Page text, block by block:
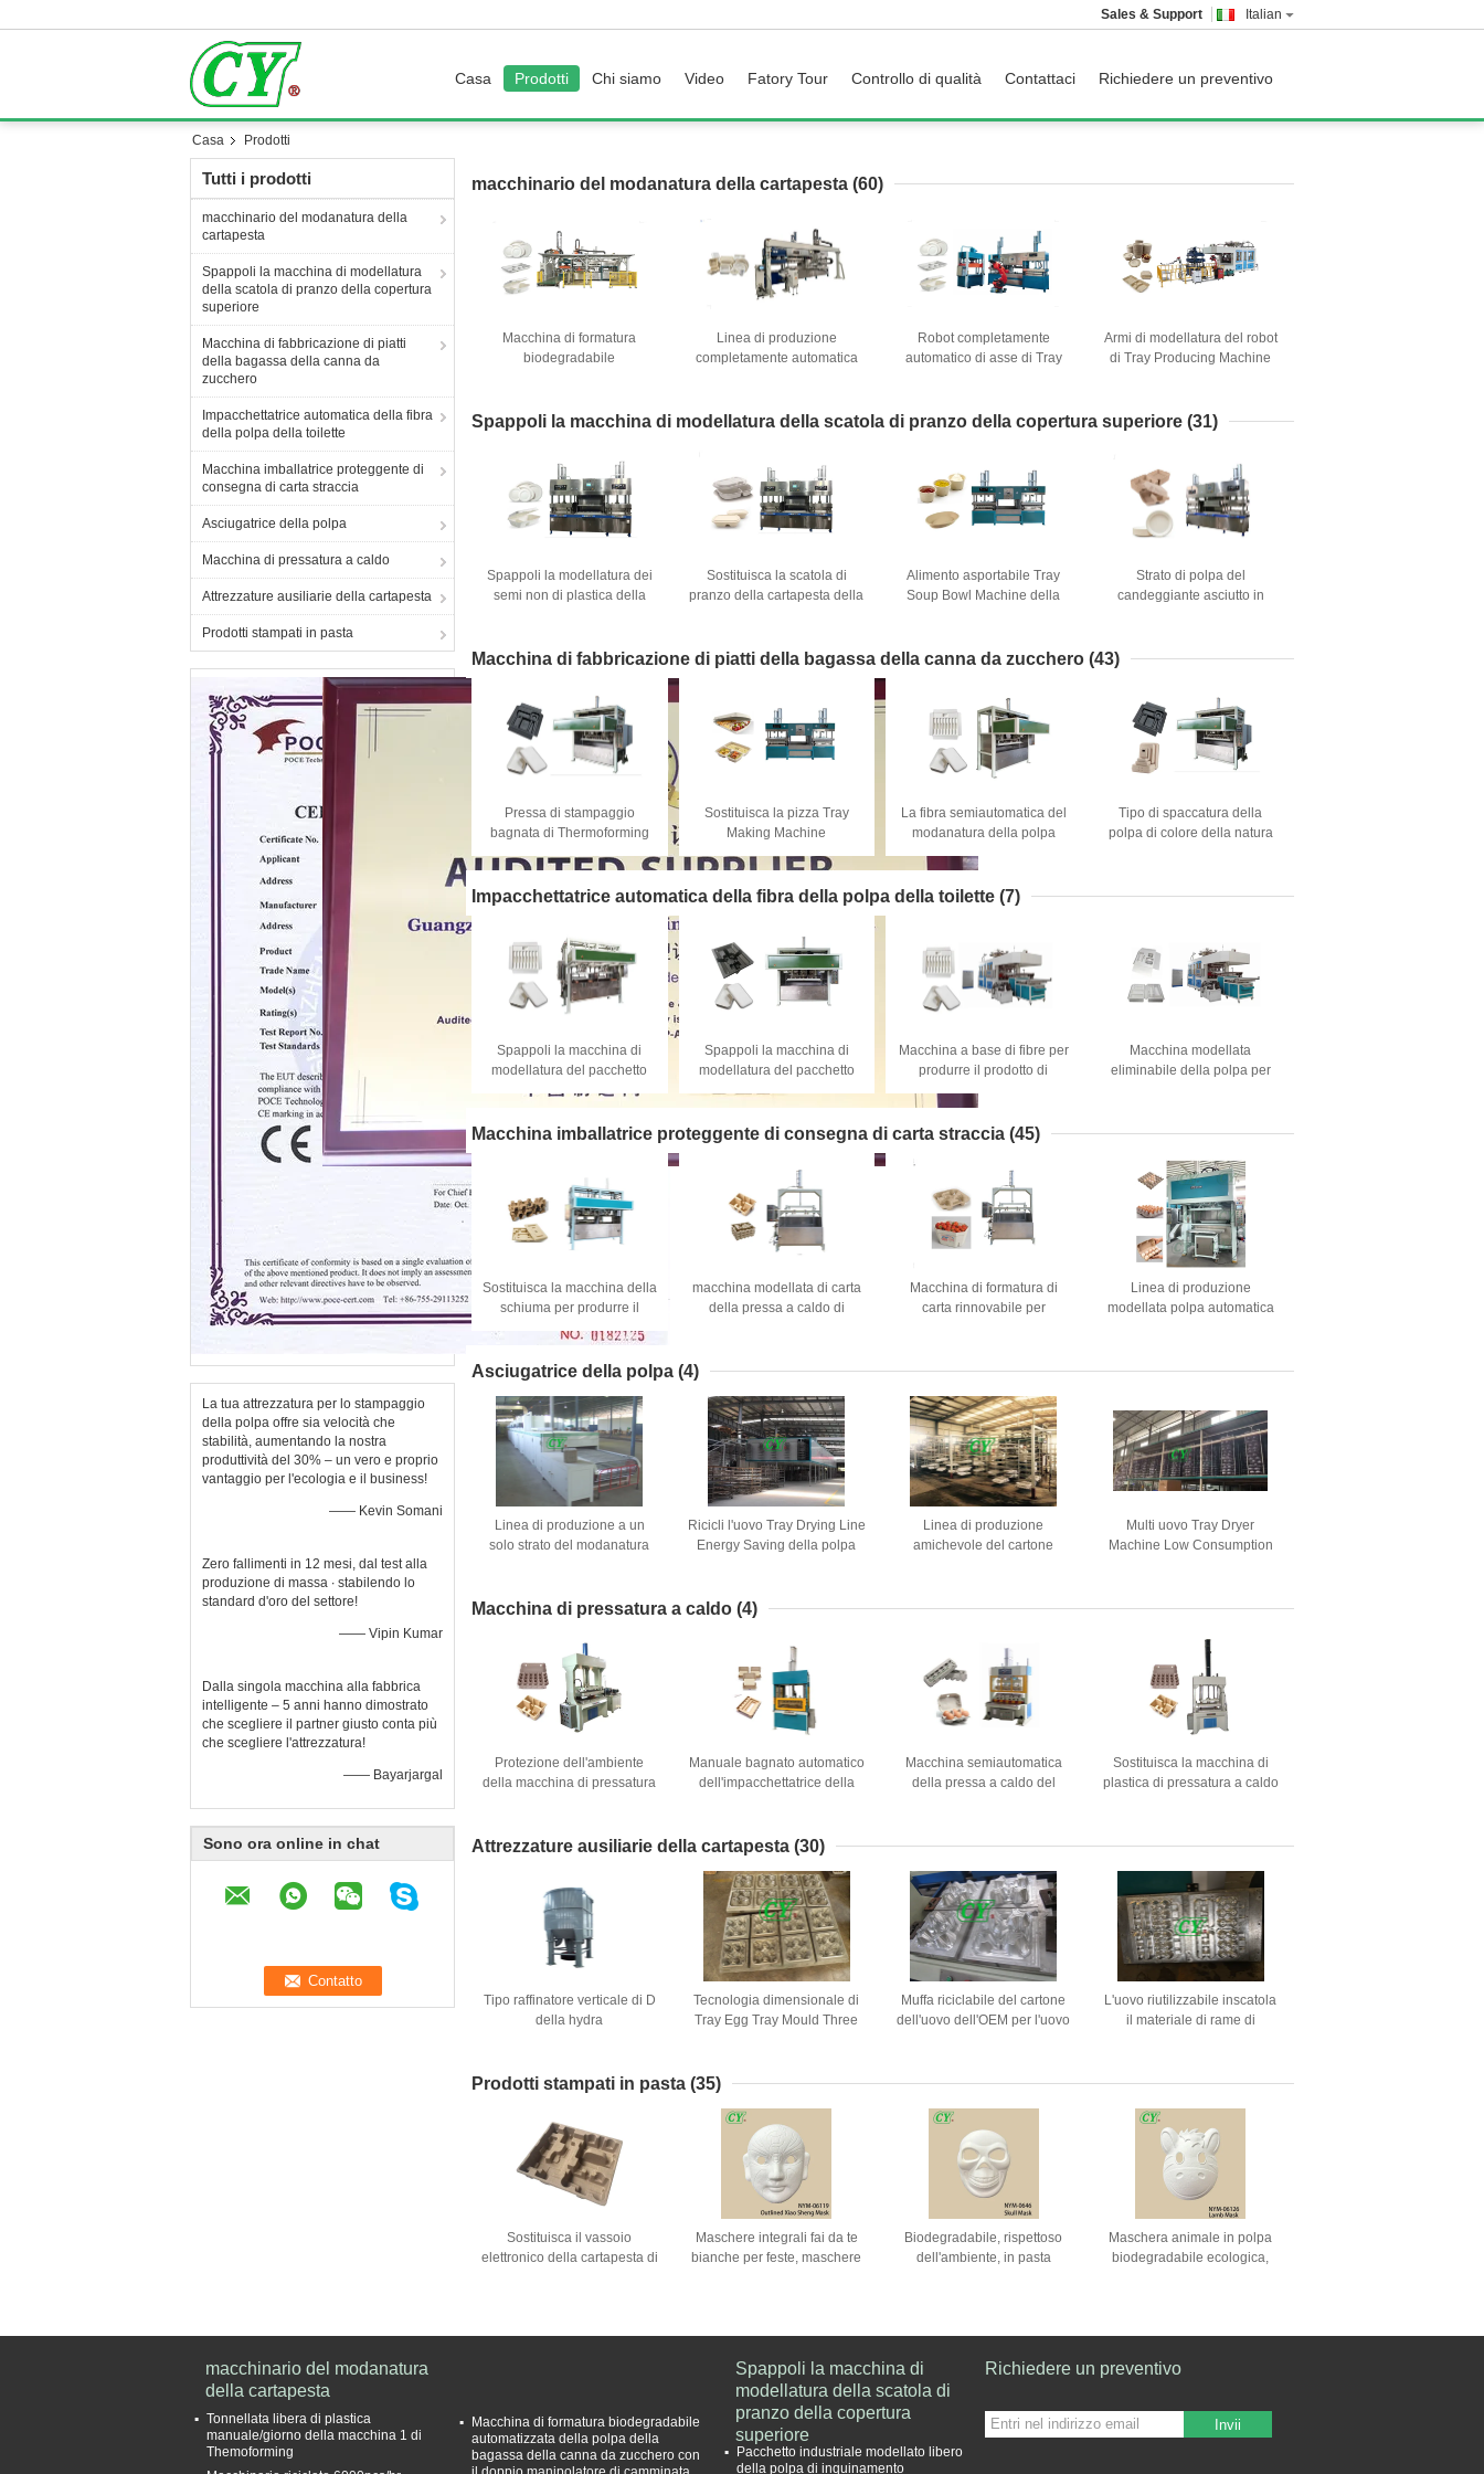
Italian
Sales & Support
Casa Prodotti Chi siamo Video Fatory Tour Controllo di qualità Contattaci Richiedere un preventivo
Casa Prodotti
Tutti i prodotti
macchinario del modanatura della
cartapesta
Spappoli la macchina di modellatura
della scatola di pranzo della copertura
superiore
Macchina di fabbricazione di piatti
della bagassa della canna da
zucchero
Impacchettatrice automatica della fibra
della polpa della toilette
Macchina imballatrice proteggente di
consegna di carta straccia
Asciugatrice della polpa
Macchina di pressatura a caldo
Attrezzature ausiliarie della cartapesta
Prodotti stampati in pasta
La tua attrezzatura per lo stampaggio
della polpa offre sia velocità che
stabilità, aumentando la nostra
produttività del 30% – un vero e proprio
vantaggio per l'ecologia e il business!
—— Kevin Somani
Zero fallimenti in 12 mesi, dal test alla
produzione di massa ∙ stabilendo lo
standard d'oro del settore!
—— Vipin Kumar
Dalla singola macchina alla fabbrica
intelligente – 5 anni hanno dimostrato
che scegliere il partner giusto conta più
che scegliere l'attrezzatura!
—— Bayarjargal
Sono ora online in chat
macchinario del modanatura della cartapesta (60)
Macchina di formatura
biodegradabile
zucchero con il doppio
Linea di produzione
completamente automatica
orizzontale del robot
Robot completamente
automatico di asse di Tray
della fibra della bagassa
Armi di modellatura del robot
di Tray Producing Machine
Spappoli la macchina di modellatura della scatola di pranzo della copertura superiore (31)
Spappoli la modellatura dei
semi non di plastica della
superiore automatici
Sostituisca la scatola di
pranzo della cartapesta della
Alimento asportabile Tray
Soup Bowl Machine della
Strato di polpa del
candeggiante asciutto in
dell'hamburger e del piatto di
Macchina di fabbricazione di piatti della bagassa della canna da zucchero (43)
Pressa di stampaggio
bagnata di Thermoforming
per produrre imballaggio del
prodotto di Elctronic
Sostituisca la pizza Tray
Making Machine
dell'insalatiera della fibra
della polpa del PE dei pp
La fibra semiautomatica del
modanatura della polpa
sostituisce i pp PEP Finery
Packaging Production Line
Tipo di spaccatura della
polpa di colore della natura
elettronico di Prodcue
Impacchettatrice automatica della fibra della polpa della toilette (7)
Spappoli la macchina di
modellatura del pacchetto
della toilette con il multi
Spappoli la macchina di
modellatura del pacchetto
della toilette con il multi
braccio unito del robot
Macchina a base di fibre per
produrre il prodotto di
imballaggio industriale
dell'alto grado
Macchina modellata
eliminabile della polpa per
Macchina imballatrice proteggente di consegna di carta straccia (45)
Sostituisca la macchina della
schiuma per produrre il
vassoio di assorbimento di
macchina modellata di carta
della pressa a caldo di
deforme della polpa
Macchina di formatura di
carta rinnovabile per
dell'uovo
Linea di produzione
modellata polpa automatica
vassoio dell'uovo
Asciugatrice della polpa (4)
Linea di produzione a un
solo strato del modanatura
Ricicli l'uovo Tray Drying Line
Energy Saving della polpa
Linea di produzione
amichevole del cartone
Multi uovo Tray Dryer
Machine Low Consumption
Macchina di pressatura a caldo (4)
Protezione dell'ambiente
della macchina di pressatura
tonnellate
Manuale bagnato automatico
dell'impacchettatrice della
Macchina semiautomatica
della pressa a caldo del
tonnellate
Sostituisca la macchina di
plastica di pressatura a caldo
Attrezzature ausiliarie della cartapesta (30)
Tipo raffinatore verticale di D
della hydra
Tecnologia dimensionale di
Tray Egg Tray Mould Three
Muffa riciclabile del cartone
dell'uovo dell'OEM per l'uovo
L'uovo riutilizzabile inscatola
il materiale di rame di
Prodotti stampati in pasta (35)
Sostituisca il vassoio
elettronico della cartapesta di
Maschere integrali fai da te
bianche per feste, maschere
Biodegradabile, rispettoso
dell'ambiente, in pasta
la celebrazione di Halloween
Maschera animale in polpa
biodegradabile ecologica,
macchinario del modanatura
della cartapesta
Tonnellata libera di plastica
manuale/giorno della macchina 1 di
Themoforming
Macchina di formatura biodegradabile
automatizzata della polpa della
bagassa della canna da zucchero con
Spappoli la macchina di
modellatura della scatola di
pranzo della copertura
superiore
Pacchetto industriale modellato libero
della polpa di inquinamento
Richiedere un preventivo
Invii